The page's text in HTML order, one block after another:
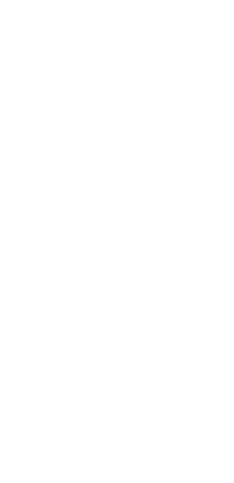
výhledem na moře.
masážemi. Resort nabízí klidnou
mají možnost obědů a večeří